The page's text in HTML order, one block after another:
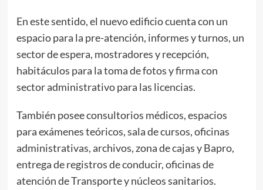
En este sentido, el nuevo edificio cuenta con un
espacio para la pre-atención, informes y turnos, un
sector de espera, mostradores y recepción,
habitáculos para la toma de fotos y firma con
sector administrativo para las licencias.
También posee consultorios médicos, espacios
para exámenes teóricos, sala de cursos, oficinas
administrativas, archivos, zona de cajas y Bapro,
entrega de registros de conducir, oficinas de
atención de Transporte y núcleos sanitarios.